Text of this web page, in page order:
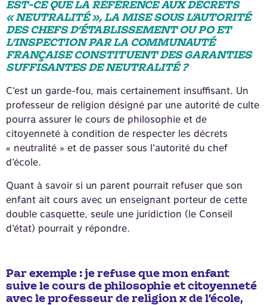
EST-CE QUE LA RÉFÉRENCE AUX DÉCRETS
« NEUTRALITÉ », LA MISE SOUS L’AUTORITÉ
DES CHEFS D’ÉTABLISSEMENT OU PO ET
L’INSPECTION PAR LA COMMUNAUTÉ
FRANÇAISE CONSTITUENT DES GARANTIES
SUFFISANTES DE NEUTRALITÉ ?
C’est un garde-fou, mais certainement insuffisant. Un
professeur de religion désigné par une autorité de culte
pourra assurer le cours de philosophie et de
citoyenneté à condition de respecter les décrets
« neutralité » et de passer sous l’autorité du chef
d’école.
Quant à savoir si un parent pourrait refuser que son
enfant ait cours avec un enseignant porteur de cette
double casquette, seule une juridiction (le Conseil
d’état) pourrait y répondre.
Par exemple : je refuse que mon enfant
suive le cours de philosophie et citoyenneté
avec le professeur de religion x de l’école,